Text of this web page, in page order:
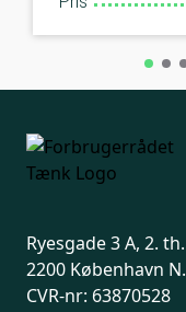
Ryesgade 3 A, 2. th.
2200 København N.
CVR-nr: 63870528